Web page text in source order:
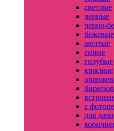
светлые
черные
черно-
бежевые
желтые
синие
голубые
красные
с
для дачи